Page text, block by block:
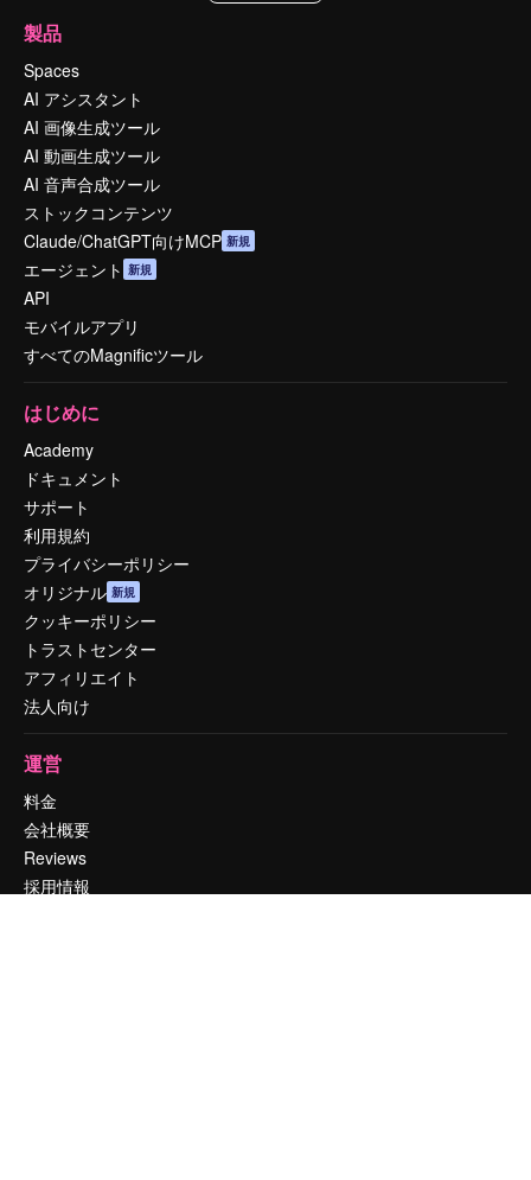
製品
Spaces
AI アシスタント
AI 画像生成ツール
AI 動画生成ツール
AI 音声合成ツール
ストックコンテンツ
Claude/ChatGPT向けMCP 新規
エージェント 新規
API
モバイルアプリ
すべてのMagnificツール
はじめに
Academy
ドキュメント
サポート
利用規約
プライバシーポリシー
オリジナル 新規
クッキーポリシー
トラストセンター
アフィリエイト
法人向け
運営
料金
会社概要
Reviews
採用情報